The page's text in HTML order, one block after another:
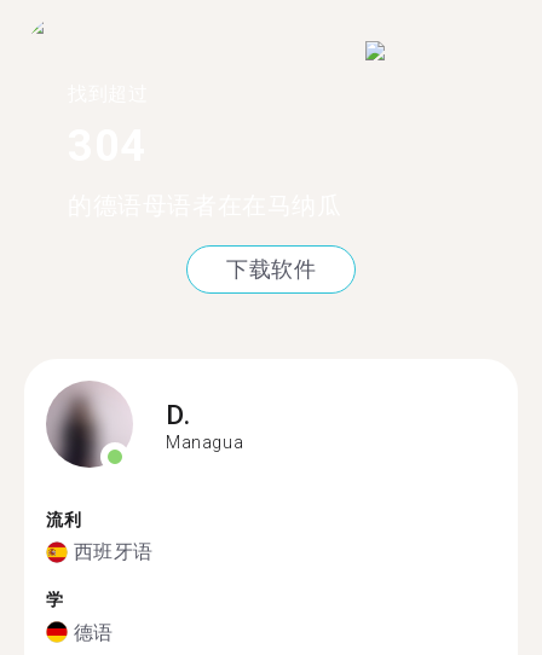
下载软件
D.
Managua
流利
西班牙语
学
德语